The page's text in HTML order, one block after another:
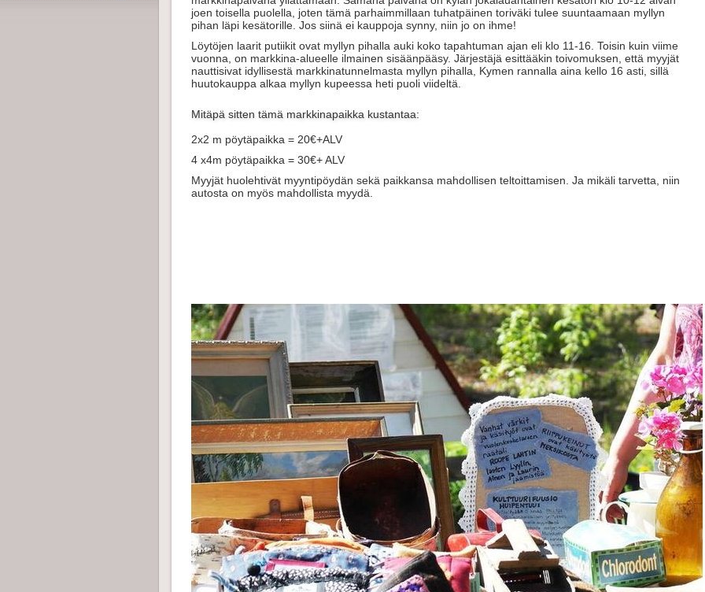
joen toisella puolella, joten tämä parhaimmillaan tuhatpäinen toriväki tulee suuntaamaan myllyn
pihan läpi kesätorille. Jos siinä ei kauppoja synny, niin jo on ihme!
Löytöjen laarit putiikit ovat myllyn pihalla auki koko tapahtuman ajan eli klo 11-16. Toisin kuin viime
vuonna, on markkina-alueelle ilmainen sisäänpääsy. Järjestäjä esittääkin toivomuksen, että myyjät
nauttisivat idyllisestä markkinatunnelmasta myllyn pihalla, Kymen rannalla aina kello 16 asti, sillä
huutokauppa alkaa myllyn kupeessa heti puoli viideltä.
Mitäpä sitten tämä markkinapaikka kustantaa:
2x2 m pöytäpaikka = 20€+ALV
4 x4m pöytäpaikka = 30€+ ALV
Myyjät huolehtivät myyntipöydän sekä paikkansa mahdollisen teltoittamisen. Ja mikäli tarvetta, niin
autosta on myös mahdollista myydä.